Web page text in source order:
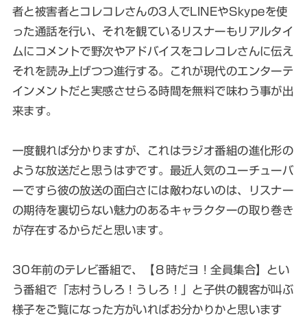
者と被害者とコレコレさんの3人でLINEやSkypeを使
った通話を行い、それを観ているリスナーもリアルタイ
ムにコメントで野次やアドバイスをコレコレさんに伝え
それを読み上げつつ進行する。これが現代のエンターテ
インメントだと実感させらる時間を無料で味わう事が出
来ます。
一度観れば分かりますが、これはラジオ番組の進化形の
ような放送だと思うはずです。最近人気のユーチューバ
ーですら彼の放送の面白さには敵わないのは、リスナー
の期待を裏切らない魅力のあるキャラクターの取り巻き
が存在するからだと思います。
30年前のテレビ番組で、【８時だヨ！全員集合】とい
う番組で「志村うしろ！うしろ！」と子供の観客が叫ぶ
様子をご覧になった方がいればお分かりかと思います